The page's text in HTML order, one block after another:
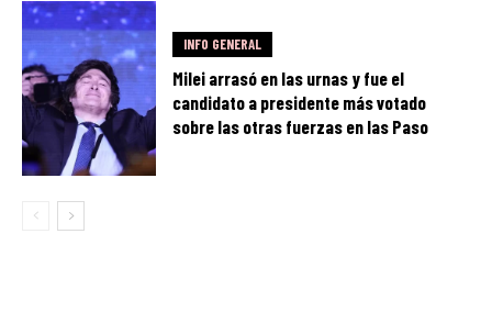
INFO GENERAL
Milei arrasó en las urnas y fue el
candidato a presidente más votado
sobre las otras fuerzas en las Paso